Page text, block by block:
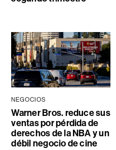
NEGOCIOS
Warner Bros. reduce sus
ventas por pérdida de
derechos de la NBA y un
débil negocio de cine